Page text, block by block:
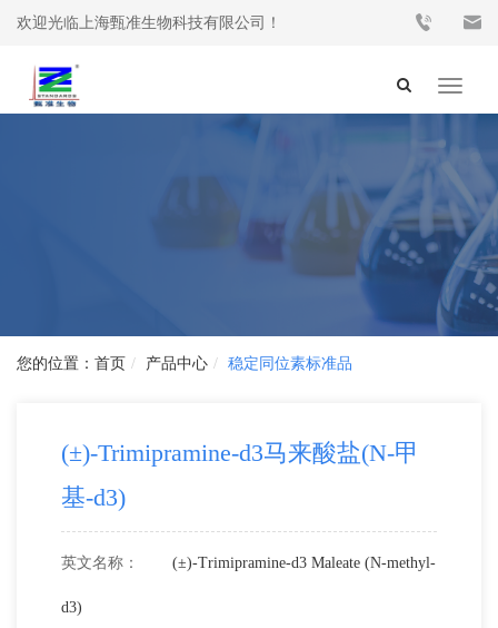
欢迎光临上海甄准生物科技有限公司！
Toggle
首页 产品中心 稳定同位素标准品
(±)-Trimipramine-d3马来酸盐(N-甲
基-d3)
英文名称： (±)-Trimipramine-d3 Maleate (N-methyl-
d3)